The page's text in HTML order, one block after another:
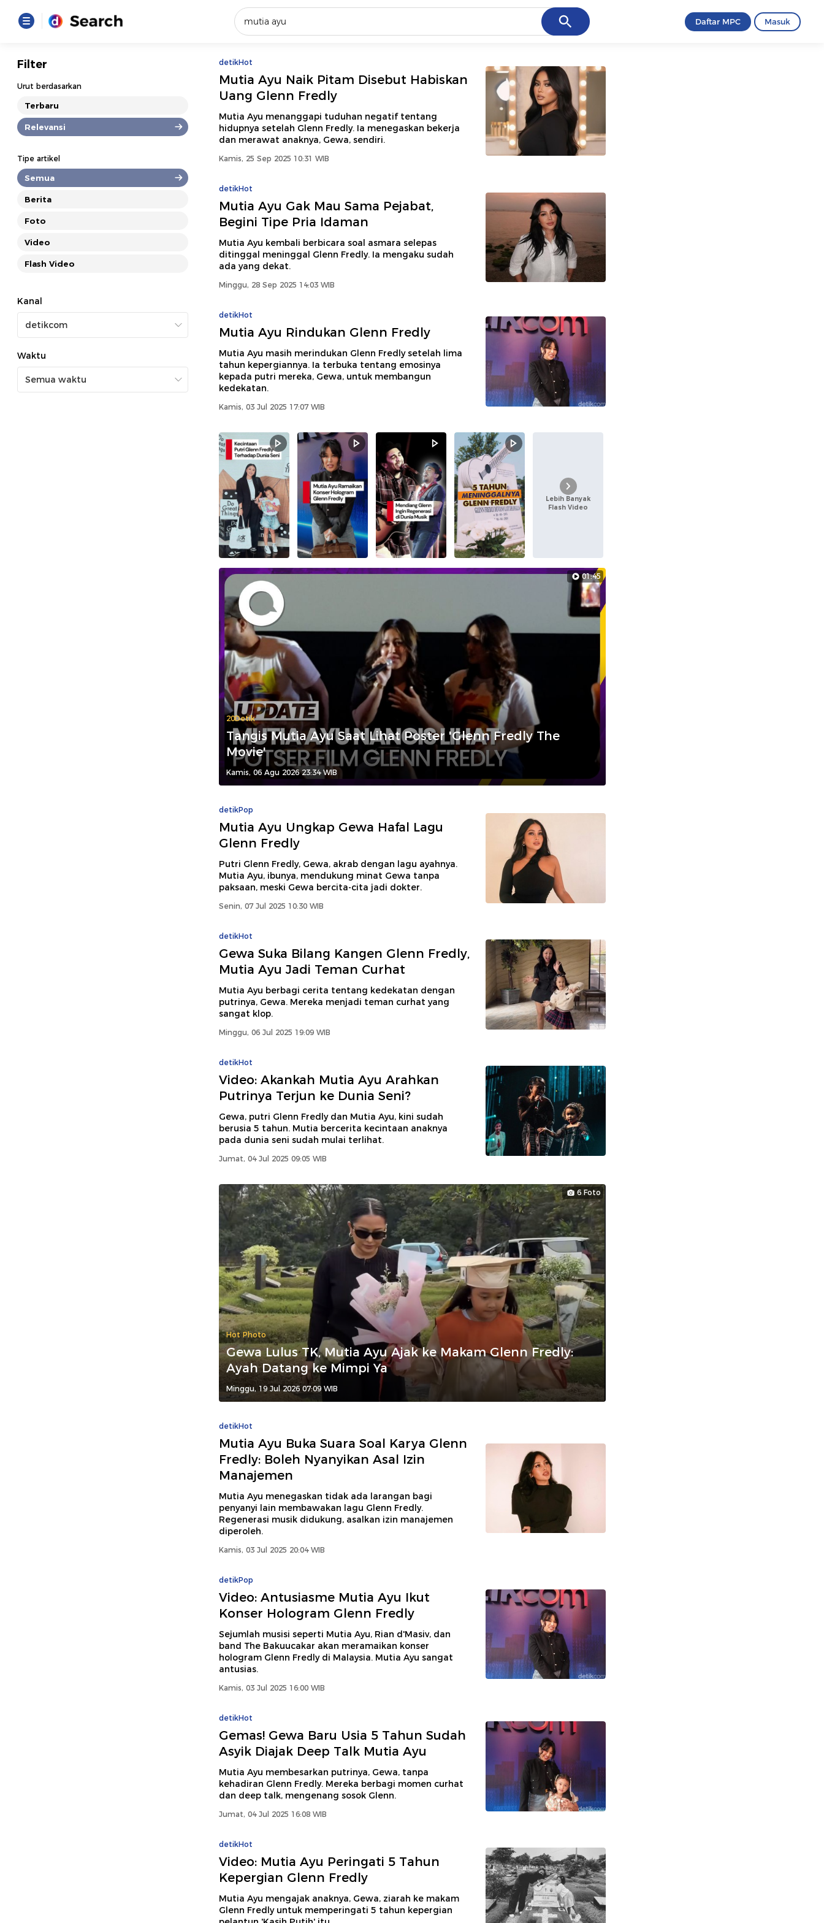
Cancel
Loading...
Promoted
Loading...
Daftar MPC Masuk
Filter
Urut berdasarkan
Terbaru
Relevansi
Tipe artikel
Semua
Berita
Foto
Video
Flash Video
Kanal
Waktu
detikHot
Mutia Ayu Naik Pitam Disebut Habiskan
Uang Glenn Fredly
Mutia Ayu menanggapi tuduhan negatif tentang
hidupnya setelah Glenn Fredly. Ia menegaskan bekerja
dan merawat anaknya, Gewa, sendiri.
Kamis, 25 Sep 2025 10:31 WIB
detikHot
Mutia Ayu Gak Mau Sama Pejabat,
Begini Tipe Pria Idaman
Mutia Ayu kembali berbicara soal asmara selepas
ditinggal meninggal Glenn Fredly. Ia mengaku sudah
ada yang dekat.
Minggu, 28 Sep 2025 14:03 WIB
detikHot
Mutia Ayu Rindukan Glenn Fredly
Mutia Ayu masih merindukan Glenn Fredly setelah lima
tahun kepergiannya. Ia terbuka tentang emosinya
kepada putri mereka, Gewa, untuk membangun
kedekatan.
Kamis, 03 Jul 2025 17:07 WIB
Lebih Banyak
Flash Video
01:45
20Detik
Tangis Mutia Ayu Saat Lihat Poster 'Glenn Fredly The
Movie'
Kamis, 06 Agu 2026 23:34 WIB
detikPop
Mutia Ayu Ungkap Gewa Hafal Lagu
Glenn Fredly
Putri Glenn Fredly, Gewa, akrab dengan lagu ayahnya.
Mutia Ayu, ibunya, mendukung minat Gewa tanpa
paksaan, meski Gewa bercita-cita jadi dokter.
Senin, 07 Jul 2025 10:30 WIB
detikHot
Gewa Suka Bilang Kangen Glenn Fredly,
Mutia Ayu Jadi Teman Curhat
Mutia Ayu berbagi cerita tentang kedekatan dengan
putrinya, Gewa. Mereka menjadi teman curhat yang
sangat klop.
Minggu, 06 Jul 2025 19:09 WIB
detikHot
Video: Akankah Mutia Ayu Arahkan
Putrinya Terjun ke Dunia Seni?
Gewa, putri Glenn Fredly dan Mutia Ayu, kini sudah
berusia 5 tahun. Mutia bercerita kecintaan anaknya
pada dunia seni sudah mulai terlihat.
Jumat, 04 Jul 2025 09:05 WIB
6 Foto
Hot Photo
Gewa Lulus TK, Mutia Ayu Ajak ke Makam Glenn Fredly:
Ayah Datang ke Mimpi Ya
Minggu, 19 Jul 2026 07:09 WIB
detikHot
Mutia Ayu Buka Suara Soal Karya Glenn
Fredly: Boleh Nyanyikan Asal Izin
Manajemen
Mutia Ayu menegaskan tidak ada larangan bagi
penyanyi lain membawakan lagu Glenn Fredly.
Regenerasi musik didukung, asalkan izin manajemen
diperoleh.
Kamis, 03 Jul 2025 20:04 WIB
detikPop
Video: Antusiasme Mutia Ayu Ikut
Konser Hologram Glenn Fredly
Sejumlah musisi seperti Mutia Ayu, Rian d'Masiv, dan
band The Bakuucakar akan meramaikan konser
hologram Glenn Fredly di Malaysia. Mutia Ayu sangat
antusias.
Kamis, 03 Jul 2025 16:00 WIB
detikHot
Gemas! Gewa Baru Usia 5 Tahun Sudah
Asyik Diajak Deep Talk Mutia Ayu
Mutia Ayu membesarkan putrinya, Gewa, tanpa
kehadiran Glenn Fredly. Mereka berbagi momen curhat
dan deep talk, mengenang sosok Glenn.
Jumat, 04 Jul 2025 16:08 WIB
detikHot
Video: Mutia Ayu Peringati 5 Tahun
Kepergian Glenn Fredly
Mutia Ayu mengajak anaknya, Gewa, ziarah ke makam
Glenn Fredly untuk memperingati 5 tahun kepergian